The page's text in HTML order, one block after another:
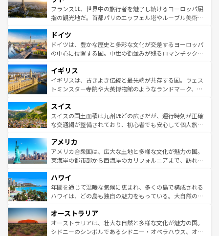
しい。
る。首都マドリードの洗練された雰囲気や、バルセロナの
アートに溢れた街角から、地方では古代ローマ遺跡や中世
せる。地方によって風土や気候が異なるスペインはその個
性で訪れる人を魅了する。 なお、新着のスペイン情報は コ
ンテンツ一覧を参照してほしい。
フランスは、世界中の旅行者を魅了し続けるヨーロッパ屈
指の観光地だ。首都パリのエッフェル塔やルーブル美術館
で、幅広い魅力が詰まっている。華麗な宮殿、歴史的な大
聖堂、美しいビーチ、そして豊かな自然が、訪れる者を心
から魅了する。また、フランスは美食の国としても知ら
いる。シャンパンの発祥地であるランス、プロヴァンスの
香り高いラベンダー畑など、多彩な楽しみ方が可能だ。さ
らに、パリ以外の地域にも魅力が溢れており、どの街角に
れる地方に足を運ぶとそれぞれで全く異なる文化を体験で
きるだろう。 なお、新着のフランス情報はコンテンツ一覧
を参照してほしい。
ドイツ
ドイツは、豊かな歴史と多彩な文化が交差するヨーロッパ
の中心に位置する国。中世の街並みが残るロマンチック街
顔を持つこの国は、どこを歩いても飽きることがない。ベ
ルリンの文化的活気、バイエルン州のアルプスの絶景、そ
してライン川沿いのワイン畑といった風景は必見。ビール
は、お酒好きな人にはぜひ体験してほしい。 なお、新着の
ドイツ情報はコンテンツ一覧を参照してほしい。
イギリス
イギリスは、古きよき伝統と最先端が共存する国。ウェス
トミンスター寺院や大英博物館のようなランドマーク、歴
リアごとに異なる魅力がある。また、優雅なアフタヌーン
ティー、ビール好きにはたまらない英国パブ、サッカー観
戦など、本場だからこそできる体験も豊富。イギリスを旅
ンツ一覧を参照してほしい。
スイス
スイスの国土面積は九州ほどの広さだが、運行時刻が正確
な交通網が整備されており、初心者でも安心して個人旅行
の建物がそのまま残る町や、スイスならではのユニークな
博物館もあり、アルプス観光だけでなく町歩きも満喫する
ことができる。国民の所得が高いため物価も高いが、旅行
ば市内交通費無料で観光を楽しむこともできる。 なお、新
着のスイス情報はコンテンツ一覧 を参照してほしい。
アメリカ
アメリカ合衆国は、広大な土地と多様な文化が魅力の国。
東海岸の都市部から西海岸のカリフォルニアまで、訪れる
のような巨大都市は、観光、ショッピング、エンターテイ
ンメントが詰まった刺激的なスポットだ。一方、アメリカ
西部には大自然が広がり、グランドキャニオンやイエロー
部のニューオーリンズでは、音楽と美食が融合した独特の
文化が魅力。旅行者はアメリカの各地域で異なる魅力を楽
しみながら、その多様性と豊かな歴史を感じることができ
ハワイ
年間を通じて温暖な気候に恵まれ、多くの島で構成される
ハワイは、どの島も独自の魅力をもっている。大自然の神
ワイ島は見逃せない。また、定番の観光地といえばオアフ
島だが、静かな自然を求めるならマウイ島やカウアイ島が
おすすめ。エメラルドグリーンに輝く海をはじめ、豊かな
オーストラリア
オーストラリアは、壮大な自然と多様な文化が魅力の国。
シドニーのシンボルであるシドニー・オペラハウス、オー